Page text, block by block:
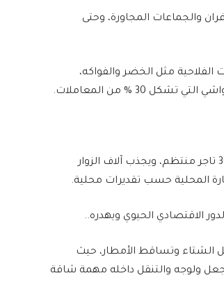
والجماعات المجاورة، وحتى
على المنتجات الفلاحية مثل الخضر والفواكه،
30 % من المعاملات.
كما أن السوق يُشكل رافعة تنموية محلية، حيث يلتحق به كل ثلاثاء نحو 300 تاجر منتظم، ويجذب آلاف الزوار
الاقتصادي الحيوي ويهدره..
وتساقط الأمطار، حيث
يجعل ولوجه والتنقل داخله مهمة شاقة